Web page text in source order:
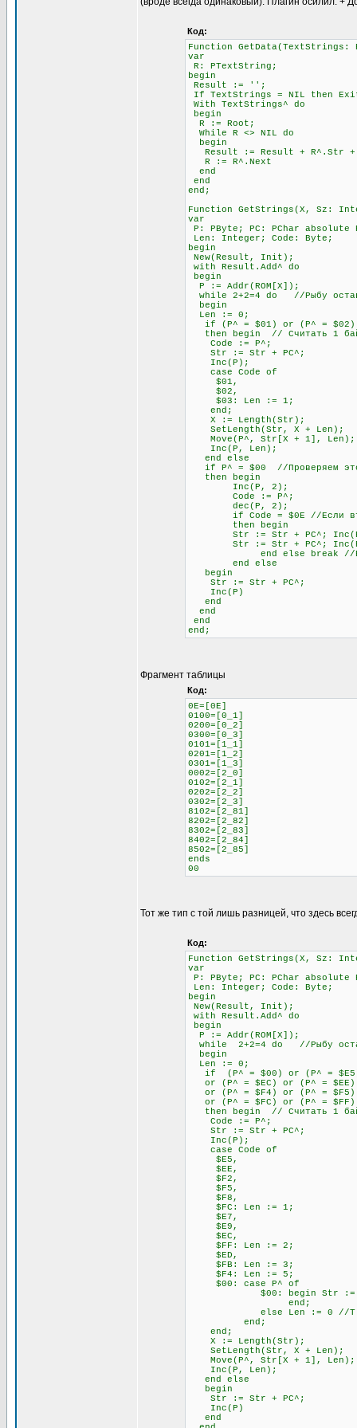
Код:
Function
var
R: PTextString;
begin
Result := '';
If TextStrings = NIL then
With TextStrings^ do
begin
R := Root;
While R <> NIL do
begin
Result := Result + R^.Str +
R := R^.Next
end
end
end;
Function GetStrings(X, Sz:
var
P: PByte; PC: PChar absolute
Len: Integer; Code: Byte;
begin
New(Result, Init);
with Result.Add^ do
begin
P := Addr(ROM[X]);
while 2+2=4 do //Рыбу
begin
Len := 0;
if (P^ = $01) or (P^ = $02)
then begin // Считать 1
Code := P^;
Str := Str + PC^;
Inc(P);
case Code of
$01,
$02,
$03: Len := 1;
end;
X := Length(Str);
SetLength(Str, X + Len);
Move(P^, Str[X + 1], Len);
Inc(P, Len);
end else
if P^ = $00 //Проверяем
then begin
Inc(P, 2);
Code := P^;
dec(P, 2);
if Code = $0E //Если второй
then begin
Str := Str + PC^;
Str := Str + PC^;
end else break //Если
end else
begin
Str := Str + PC^;
Inc(P)
end
end
end
end;
Фрагмент таблицы
Код:
0E=[0E]
0100=[0_1]
0200=[0_2]
0300=[0_3]
0101=[1_1]
0201=[1_2]
0301=[1_3]
0002=[2_0]
0102=[2_1]
0202=[2_2]
0302=[2_3]
8102=[2_81]
8202=[2_82]
8302=[2_83]
8402=[2_84]
8502=[2_85]
ends
00
Тот же тип с той лишь разницей, что здесь
Код:
Function GetStrings(X, Sz:
var
P: PByte; PC: PChar absolute
Len: Integer; Code: Byte;
begin
New(Result, Init);
with Result.Add^ do
begin
P := Addr(ROM[X]);
while 2+2=4 do //Рыбу
begin
Len := 0;
if (P^ = $00) or (P^ = $E5)
or (P^ = $EC) or (P^ = $EE)
or (P^ = $F4) or (P^ = $F5)
or (P^ = $FC) or (P^ = $FF)
then begin // Считать 1
Code := P^;
Str := Str + PC^;
Inc(P);
case Code of
$E5,
$EE,
$F2,
$F5,
$F8,
$FC: Len := 1;
$E7,
$E9,
$EC,
$FF: Len := 2;
$ED,
$FB: Len := 3;
$F4: Len := 5;
$00: case P^ of
$00: begin Str := Str +
end;
else Len := 0 //Т.к. 00,
end;
end;
X := Length(Str);
SetLength(Str, X + Len);
Move(P^, Str[X + 1], Len);
Inc(P, Len);
end else
begin
Str := Str + PC^;
Inc(P)
end